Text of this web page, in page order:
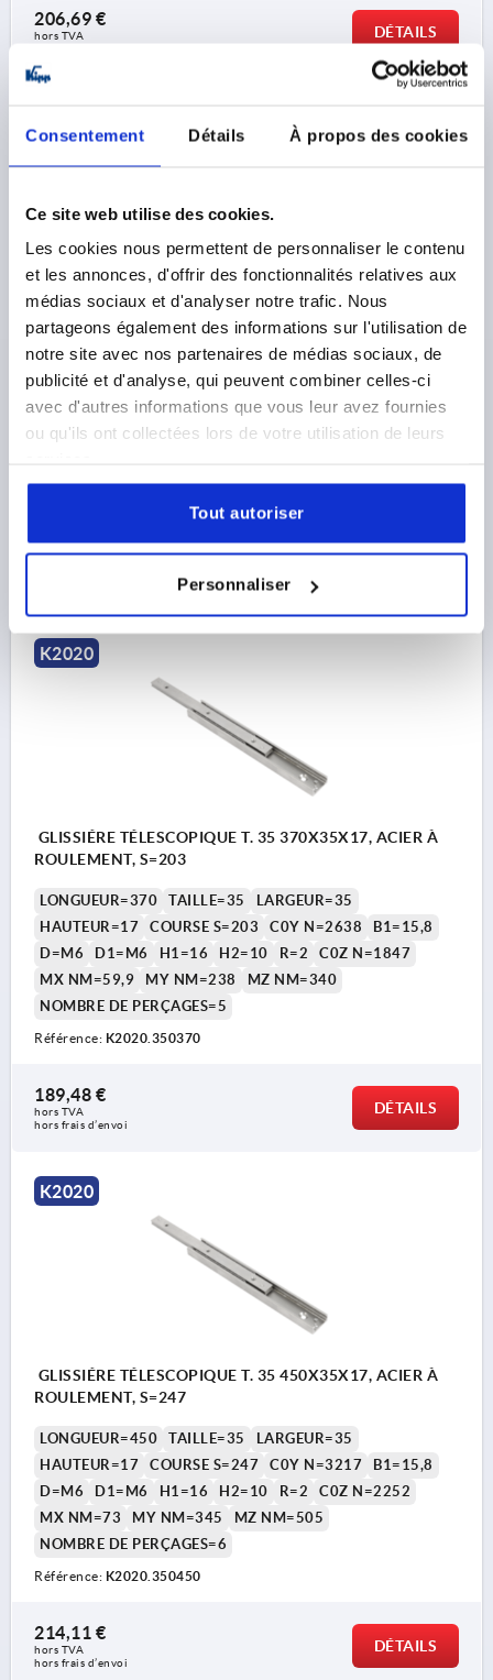
Consentement Détails À propos des cookies
Ce site web utilise des cookies.
Les cookies nous permettent de personnaliser le contenu
et les annonces, d'offrir des fonctionnalités relatives aux
médias sociaux et d'analyser notre trafic. Nous
partageons également des informations sur l'utilisation de
notre site avec nos partenaires de médias sociaux, de
publicité et d'analyse, qui peuvent combiner celles-ci
avec d'autres informations que vous leur avez fournies
ou qu'ils ont collectées lors de votre utilisation de leurs
Tout autoriser
Personnaliser
206,69 €
hors TVA
DÉTAILS
GLISSIÉRE TÉLESCOPIQUE T. 35 290X35X17, ACIER À
ROULEMENT, S=159
LONGUEUR=290 TAILLE=35
LARGEUR=35
HAUTEUR=17
COURSE S=159 C0Y N=2060
B1=15,8
D=M6
D1=M6 H1=16 H2=10 R=2
C0Z N=1442
MX NM=46,9
MY NM=146
MZ NM=208
164,84 €
K2020
GLISSIÉRE TÉLESCOPIQUE T. 35 370X35X17, ACIER À
ROULEMENT, S=203
LONGUEUR=370 TAILLE=35
LARGEUR=35
HAUTEUR=17
COURSE S=203 C0Y N=2638
B1=15,8
D=M6
D1=M6 H1=16 H2=10 R=2
C0Z N=1847
MX NM=59,9
MY NM=238
MZ NM=340
NOMBRE DE PERÇAGES=5
Référence: K2020.350370
189,48 €
hors TVA
hors frais d’envoi
DÉTAILS
K2020
GLISSIÉRE TÉLESCOPIQUE T. 35 450X35X17, ACIER À
ROULEMENT, S=247
LONGUEUR=450 TAILLE=35
LARGEUR=35
HAUTEUR=17
COURSE S=247 C0Y N=3217
B1=15,8
D=M6
D1=M6 H1=16 H2=10 R=2
C0Z N=2252
MX NM=73
MY NM=345
MZ NM=505
NOMBRE DE PERÇAGES=6
Référence: K2020.350450
214,11 €
hors TVA
hors frais d’envoi
DÉTAILS